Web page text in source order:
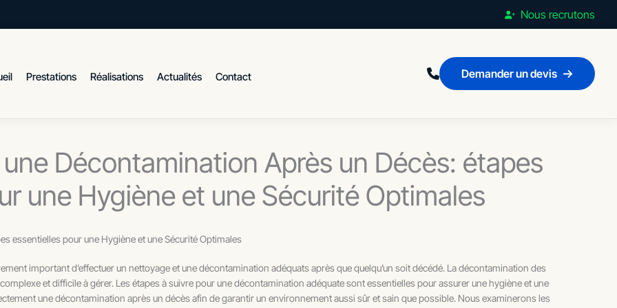
Nous recrutons
Prestations Réalisations Actualités Contact Demander un devis
Décontamination Après un Décès: étapes
une Hygiène et une Sécurité Optimales
essentielles pour une Hygiène et une Sécurité Optimales
important d’effectuer un nettoyage et une décontamination adéquats après que quelqu’un soit décédé. La décontamination des
et difficile à gérer. Les étapes à suivre pour une décontamination adéquate sont essentielles pour assurer une hygiène et une
une décontamination après un décès afin de garantir un environnement aussi sûr et sain que possible. Nous examinerons les